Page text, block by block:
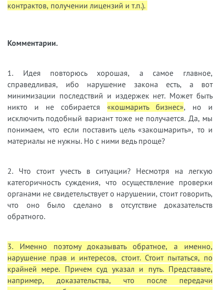
контрактов, получении лицензий и т.п.).
Комментарии.
1. Идея повторюсь хорошая, а самое главное,
справедливая, ибо нарушение закона есть, а вот
минимизации последствий и издержек нет. Может быть
никто и не собирается «кошмарить бизнес», но и
исключить подобный вариант тоже не получается. Да, мы
понимаем, что если поставить цель «закошмарить», то и
материалы не нужны. Но с ними ведь проще?
2. Что стоит учесть в ситуации? Несмотря на легкую
категоричность суждения, что осуществление проверки
органами не свидетельствует о нарушении, стоит говорить,
что оно было сделано в отсутствие доказательств
обратного.
3. Именно поэтому доказывать обратное, а именно,
нарушение прав и интересов, стоит. Стоит пытаться, по
крайней мере. Причем суд указал и путь. Представьте,
например, доказательства, что после передачи